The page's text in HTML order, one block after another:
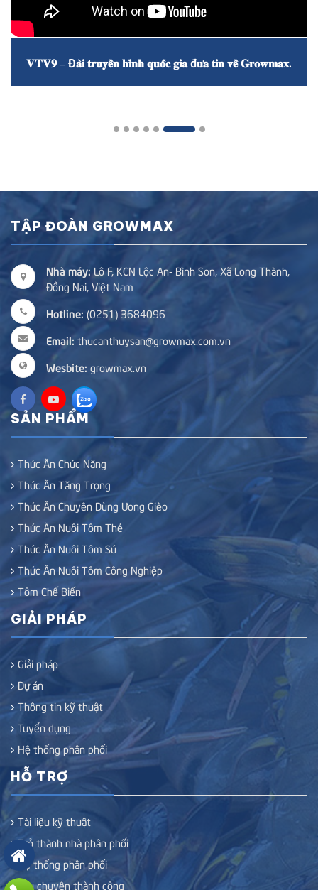
𝐕𝐓𝐕𝟗 – Đ𝐚̀𝐢 𝐭𝐫𝐮𝐲𝐞̂̀𝐧 𝐡𝐢̀𝐧𝐡 𝐪𝐮𝐨̂́𝐜 𝐠𝐢𝐚 đ𝐮̛𝐚 𝐭𝐢𝐧 𝐯𝐞̂̀ 𝐆𝐫𝐨𝐰𝐦𝐚𝐱.
TẬP ĐOÀN GROWMAX
Nhà máy: Lô F, KCN Lộc An- Bình Sơn, Xã Long Thành,
Đồng Nai, Việt Nam
Hotline: (0251) 3684096
Email: thucanthuysan@growmax.com.vn
Wesbite: growmax.vn
SẢN PHẨM
Thức Ăn Chức Năng
Thức Ăn Tăng Trọng
Thức Ăn Chuyên Dùng Ương Gièo
Thức Ăn Nuôi Tôm Thẻ
Thức Ăn Nuôi Tôm Sú
Thức Ăn Nuôi Tôm Công Nghiệp
Tôm Chế Biến
GIẢI PHÁP
Giải pháp
Dự án
Thông tin kỹ thuật
Tuyển dụng
Hệ thống phân phối
HỖ TRỢ
Tài liệu kỹ thuật
Trở thành nhà phân phối
Hệ thống phân phối
Câu chuyện thành công